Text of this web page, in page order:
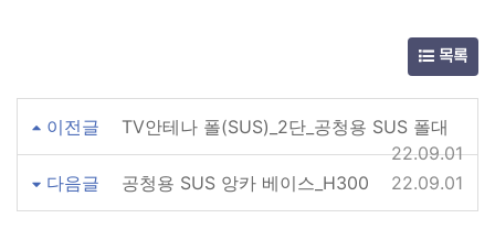
목록
이전글
TV안테나 폴(SUS)_2단_공청용 SUS 폴대
22.09.01
다음글
공청용 SUS 앙카 베이스_H300 22.09.01